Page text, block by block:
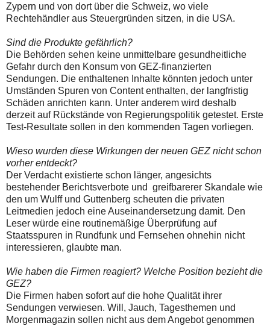
Zypern und von dort über die Schweiz, wo viele
Rechtehändler aus Steuergründen sitzen, in die USA.
Sind die Produkte gefährlich?
Die Behörden sehen keine unmittelbare gesundheitliche
Gefahr durch den Konsum von GEZ-finanzierten
Sendungen. Die enthaltenen Inhalte könnten jedoch unter
Umständen Spuren von Content enthalten, der langfristig
Schäden anrichten kann. Unter anderem wird deshalb
derzeit auf Rückstände von Regierungspolitik getestet. Erste
Test-Resultate sollen in den kommenden Tagen vorliegen.
Wieso wurden diese Wirkungen der neuen GEZ nicht schon
vorher entdeckt?
Der Verdacht existierte schon länger, angesichts
bestehender Berichtsverbote und greifbarerer Skandale wie
den um Wulff und Guttenberg scheuten die privaten
Leitmedien jedoch eine Auseinandersetzung damit. Den
Leser würde eine routinemäßige Überprüfung auf
Staatsspuren in Rundfunk und Fernsehen ohnehin nicht
interessieren, glaubte man.
Wie haben die Firmen reagiert? Welche Position bezieht die
GEZ?
Die Firmen haben sofort auf die hohe Qualität ihrer
Sendungen verwiesen. Will, Jauch, Tagesthemen und
Morgenmagazin sollen nicht aus dem Angebot genommen